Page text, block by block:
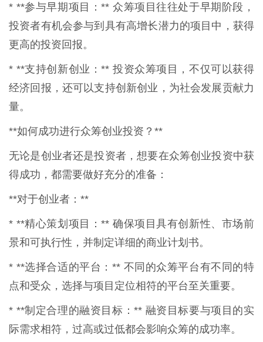
* **参与早期项目：** 众筹项目往往处于早期阶段，
投资者有机会参与到具有高增长潜力的项目中，获得
更高的投资回报。
* **支持创新创业：** 投资众筹项目，不仅可以获得
经济回报，还可以支持创新创业，为社会发展贡献力
量。
**如何成功进行众筹创业投资？**
无论是创业者还是投资者，想要在众筹创业投资中获
得成功，都需要做好充分的准备：
**对于创业者：**
* **精心策划项目：** 确保项目具有创新性、市场前
景和可执行性，并制定详细的商业计划书。
* **选择合适的平台：** 不同的众筹平台有不同的特
点和受众，选择与项目定位相符的平台至关重要。
* **制定合理的融资目标：** 融资目标要与项目的实
际需求相符，过高或过低都会影响众筹的成功率。